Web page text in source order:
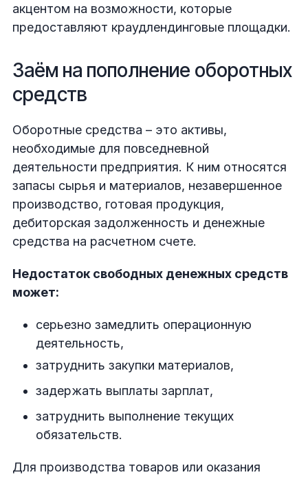
акцентом на возможности, которые
предоставляют краудлендинговые площадки.
Заём на пополнение оборотных
средств
Оборотные средства – это активы,
необходимые для повседневной
деятельности предприятия. К ним относятся
запасы сырья и материалов, незавершенное
производство, готовая продукция,
дебиторская задолженность и денежные
средства на расчетном счете.
Недостаток свободных денежных средств
может:
серьезно замедлить операционную
деятельность,
затруднить закупки материалов,
задержать выплаты зарплат,
затруднить выполнение текущих
обязательств.
Для производства товаров или оказания